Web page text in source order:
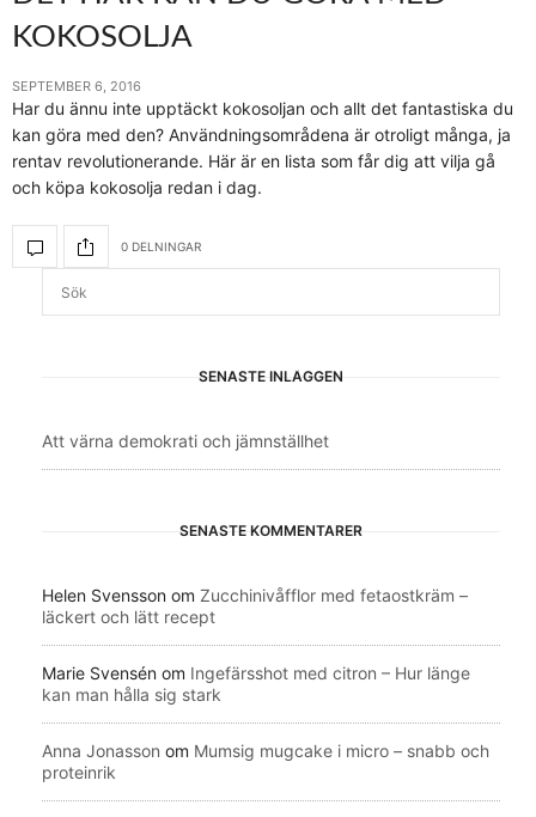
KOKOSOLJA
SEPTEMBER 6, 2016
Har du ännu inte upptäckt kokosoljan och allt det fantastiska du
kan göra med den? Användningsområdena är otroligt många, ja
rentav revolutionerande. Här är en lista som får dig att vilja gå
och köpa kokosolja redan i dag.
0 DELNINGAR
SENASTE INLÄGGEN
Att värna demokrati och jämnställhet
SENASTE KOMMENTARER
Helen Svensson om Zucchinivåfflor med fetaostkräm –
läckert och lätt recept
Marie Svensén om Ingefärsshot med citron – Hur länge
kan man hålla sig stark
Anna Jonasson om Mumsig mugcake i micro – snabb och
proteinrik